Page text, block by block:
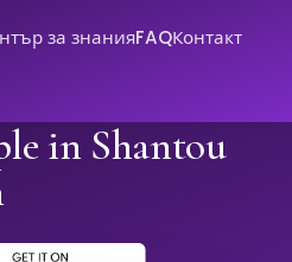
за знанияFAQКонтакт
in Shantou